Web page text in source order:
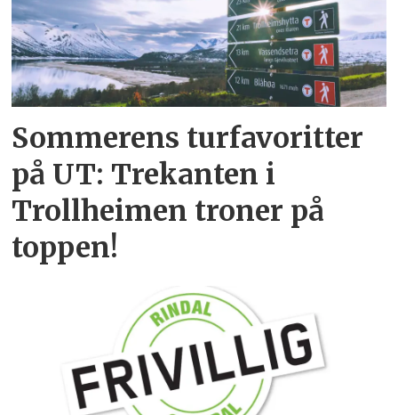
Sommerens turfavoritter
på UT: Trekanten i
Trollheimen troner på
toppen!